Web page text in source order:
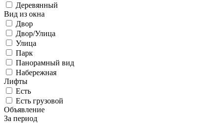
Деревянный
Вид из окна
Двор
Двор/Улица
Улица
Парк
Панорамный вид
Набережная
Лифты
Есть
Есть грузовой
Объявление
За период